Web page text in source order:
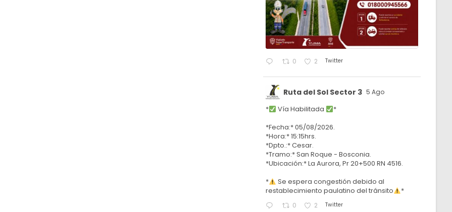
0 2 Twitter
Ruta del Sol Sector 3 5 Ago
* Vía Habilitada
*
*Fecha:* 05/08/2026.
*Hora:* 15:15hrs.
*Dpto.:* Cesar.
*Tramo:* San Roque - Bosconia.
*Ubicación:* La Aurora, Pr 20+500 RN 4516.
*
Se espera congestión debido al
restablecimiento paulatino del tránsito
*
0 2 Twitter